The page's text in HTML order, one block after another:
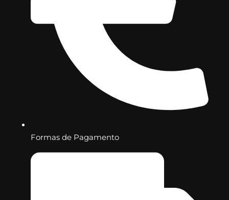
Formas de Pagamento